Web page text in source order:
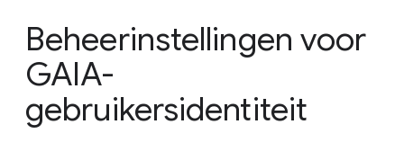
Beheerinstellingen voor
GAIA-
gebruikersidentiteit